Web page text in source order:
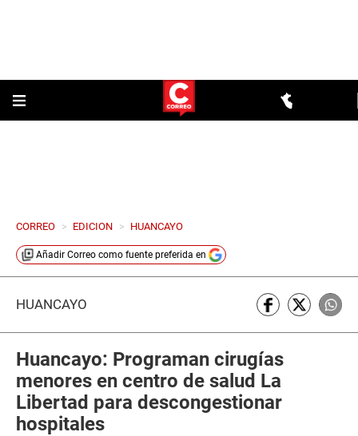
CORREO > EDICION > HUANCAYO
Añadir Correo como fuente preferida en
HUANCAYO
Huancayo: Programan cirugías
menores en centro de salud La
Libertad para descongestionar
hospitales